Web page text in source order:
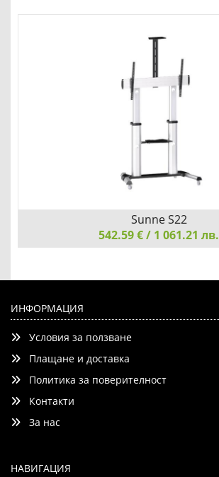
НАЙ-УДОБНИЯ ЗА ВАС НАЧИН
Sunne S22
542.59 € / 1 061.21 лв.
ИНФОРМАЦИЯ
Условия за ползване
Плащане и доставка
Политика за поверителност
Контакти
За нас
НАВИГАЦИЯ